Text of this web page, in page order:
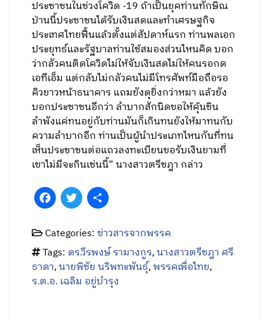
ประชาชนในช่วงโควิด -19 ถ้าเป็นยุคท่านทักษิณ
ป่านนี้ประชาชนได้รับเงินสดและทำเศรษฐกิจ
ประเทศไทยฟื้นแล้วตั้งแต่สัปดาห์แรก ท่านพลเอก
ประยุทธ์และรัฐบาลท่านใช้สมองส่วนไหนคิด บอก
ว่ากลัวคนติดโควิดไม่ให้จับเงินสดไม่ให้คนรอกด
เอทีเอ็ม แต่กลับไม่กลัวคนไม่มีโทรศัพท์มือถือรอ
คิวยาวหน้าธนาคาร แถมยังดุยิ่งกว่าหมา แล้วยัง
บอกประชาชนอีกว่า ลำบากสักนิดขอให้คุ้นชิน
ลำพังแค่ทนอยู่กับท่านมันก็เกินทนยังให้มาทนกับ
ความลำบากอีก ท่านเป็นผู้นำประเภทไหนกันที่ทน
เห็นประชาชนต่อแถวลงทะเบียนขอรับเงินยามที่
เขาไม่มีจะกินเช่นนี้” นางสาวตรีชฎา กล่าว
FacebookTwitter
Categories:ข่าวสารจากพรรค
Tags: ดร.วีรพงษ์ รามางกูร,นางสาวตรีชฎา ศรี
ธาดา,นายพิชัย นริพทะพันธุ์,พรรคเพื่อไทย,
ร.ต.อ. เฉลิม อยู่บำรุง